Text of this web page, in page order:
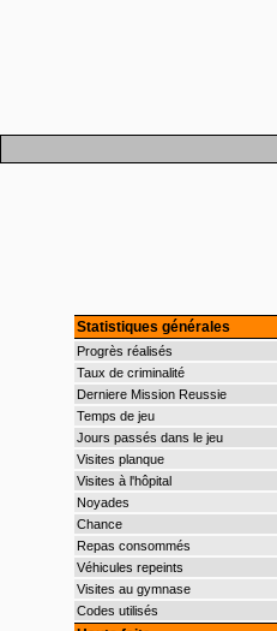
Statistiques générales
Progrès réalisés
Taux de criminalité
Derniere Mission Reussie
Temps de jeu
Jours passés dans le jeu
Visites planque
Visites à l'hôpital
Noyades
Chance
Repas consommés
Véhicules repeints
Visites au gymnase
Codes utilisés